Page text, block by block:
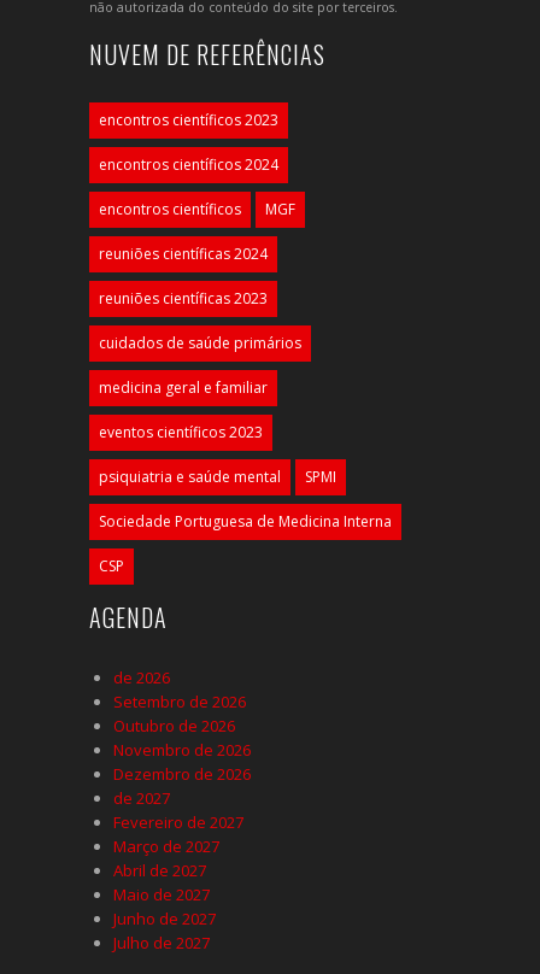
não autorizada do conteúdo do site por terceiros.
NUVEM DE REFERÊNCIAS
encontros científicos 2023
encontros científicos 2024
encontros científicos MGF
reuniões científicas 2024
reuniões científicas 2023
cuidados de saúde primários
medicina geral e familiar
eventos científicos 2023
psiquiatria e saúde mental SPMI
Sociedade Portuguesa de Medicina Interna
CSP
AGENDA
de 2026
Setembro de 2026
Outubro de 2026
Novembro de 2026
Dezembro de 2026
de 2027
Fevereiro de 2027
Março de 2027
Abril de 2027
Maio de 2027
Junho de 2027
Julho de 2027